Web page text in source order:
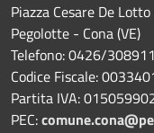
Piazza Cesare De
Pegolotte - Cona (VE)
Telefono: 0426/308911
Codice Fiscale:
Partita IVA:
PEC: